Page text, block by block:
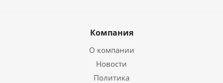
Компания
О компании
Новости
Политика